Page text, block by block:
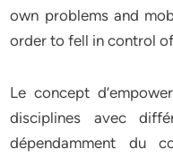
own problems and
order to fell in control
Le concept
disciplines avec
dépendamment du